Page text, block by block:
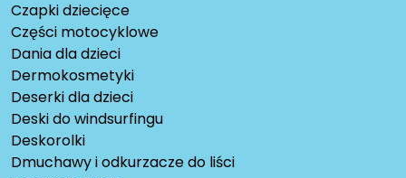
Czapki dziecięce
Części motocyklowe
Dania dla dzieci
Dermokosmetyki
Deserki dla dzieci
Deski do windsurfingu
Deskorolki
Dmuchawy i odkurzacze do liści